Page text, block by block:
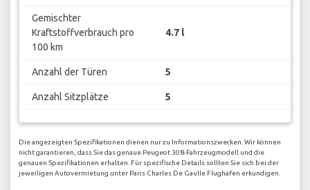
Gemischter
Kraftstoffverbrauch pro
100 km
4.7 l
Anzahl der Türen 5
Anzahl Sitzplätze 5
Die angezeigten Spezifikationen dienen nur zu Informationszwecken. Wir können
nicht garantieren, dass Sie das genaue Peugeot 308-Fahrzeugmodell und die
genauen Spezifikationen erhalten. Für spezifische Details sollten Sie sich bei der
jeweiligen Autovermietung unter Paris Charles De Gaulle Flughafen erkundigen.